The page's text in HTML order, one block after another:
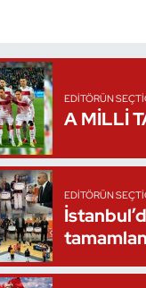
EDITÖRÜN
A MİLLİ
EDITÖRÜN